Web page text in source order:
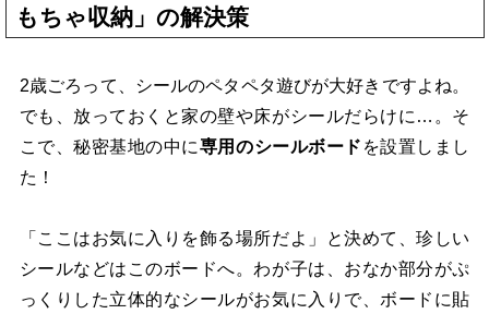
もちゃ収納」の解決策
2歳ごろって、シールのペタペタ遊びが大好きですよね。
でも、放っておくと家の壁や床がシールだらけに…。そ
こで、秘密基地の中に専用のシールボード を設置しまし
た！
「ここはお気に入りを飾る場所だよ」と決めて、珍しい
シールなどはこのボードへ。わが子は、おなか部分がぷ
っくりした立体的なシールがお気に入りで、ボードに貼